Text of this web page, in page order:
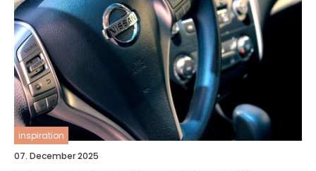
inspiration
07. December 2025